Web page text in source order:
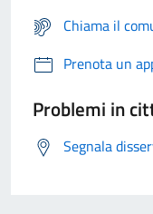
Chiama il
Prenota un
Problemi in
Segnala